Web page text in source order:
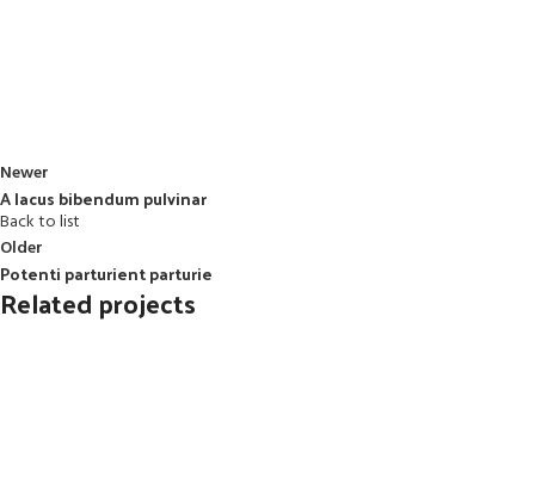
Newer
A lacus bibendum pulvinar
Back to list
Older
Potenti parturient parturie
Related projects